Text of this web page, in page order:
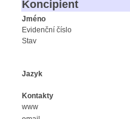
Koncipient
Jméno
Evidenční číslo
Stav
Jazyk
Kontakty
www